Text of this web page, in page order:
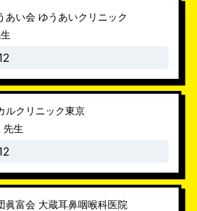
あい会 ゆうあいクリニック
ルクリニック東京
先生
眞富会 大蔵耳鼻咽喉科医院